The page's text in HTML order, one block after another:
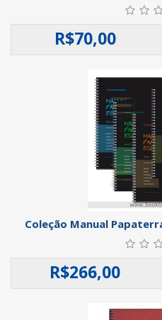
R$70,00
Coleção Manual
R$266,00